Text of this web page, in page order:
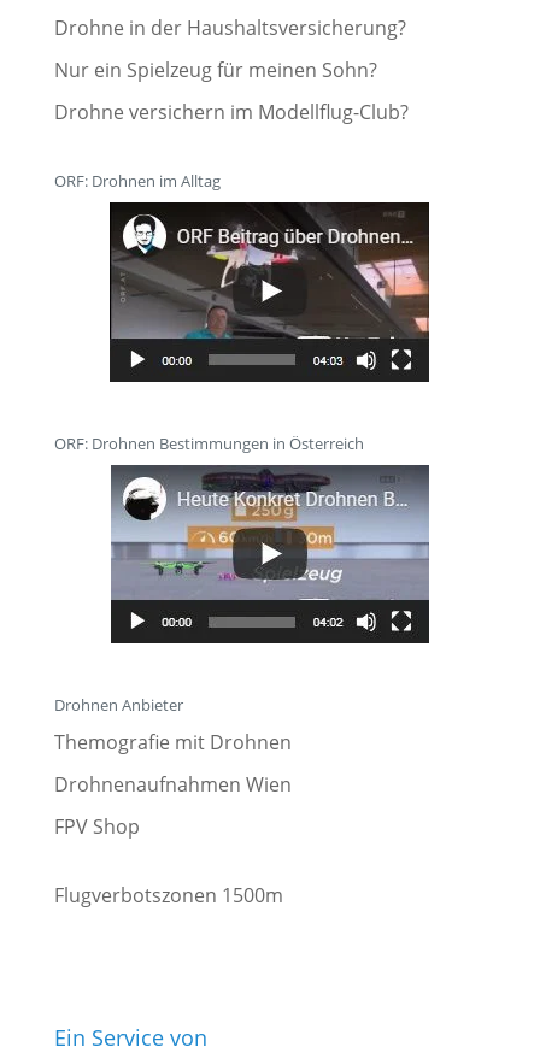
Drohne in der Haushaltsversicherung?
Nur ein Spielzeug für meinen Sohn?
Drohne versichern im Modellflug-Club?
ORF: Drohnen im Alltag
ORF: Drohnen Bestimmungen in Österreich
Drohnen Anbieter
Themografie mit Drohnen
Drohnenaufnahmen Wien
FPV Shop
Flugverbotszonen 1500m
Ein Service von